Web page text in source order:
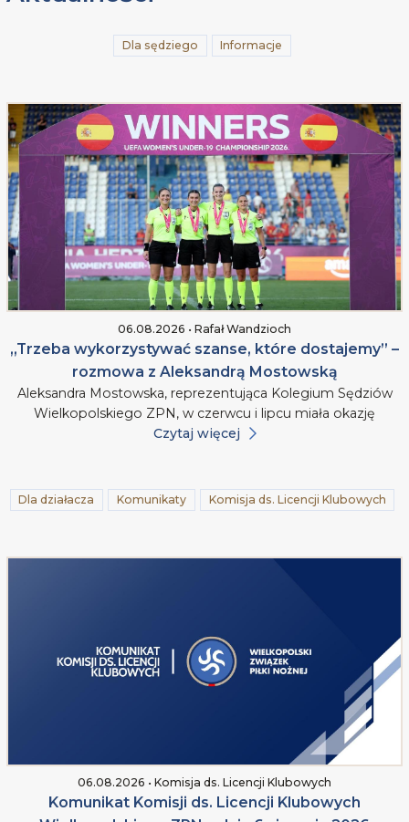
Dla sędziego Informacje
06.08.2026 • Rafał Wandzioch
„Trzeba wykorzystywać szanse, które dostajemy” –
rozmowa z Aleksandrą Mostowską
Aleksandra Mostowska, reprezentująca Kolegium Sędziów
Wielkopolskiego ZPN, w czerwcu i lipcu miała okazję
Czytaj więcej
Dla działacza Komunikaty Komisja ds. Licencji Klubowych
06.08.2026 • Komisja ds. Licencji Klubowych
Komunikat Komisji ds. Licencji Klubowych